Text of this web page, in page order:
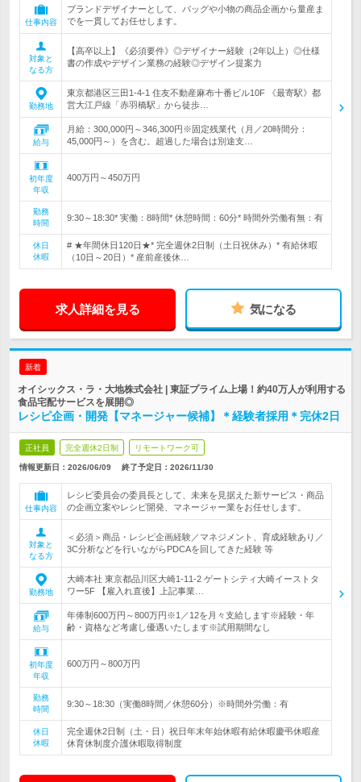
仕事内容
ブランドデザイナーとして、バッグや小物の商品企画から量産ま
でを一貫してお任せします。
対象と
なる方
【高卒以上】《必須要件》◎デザイナー経験（2年以上）◎仕様
書の作成やデザイン業務の経験◎デザイン提案力
勤務地
東京都港区三田1-4-1 住友不動産麻布十番ビル10F 《最寄駅》都
営大江戸線「赤羽橋駅」から徒歩…
給与
月給：300,000円～346,300円※固定残業代（月／20時間分：
45,000円～）を含む。超過した場合は別途支…
初年度
年収
400万円～450万円
勤務
時間
9:30～18:30* 実働：8時間* 休憩時間：60分* 時間外労働有無：有
休日
休暇
# ★年間休日120日★* 完全週休2日制（土日祝休み）* 有給休暇
（10日～20日）* 産前産後休…
求人詳細を見る 気になる
新着
オイシックス・ラ・大地株式会社 | 東証プライム上場！約40万人が利用する
食品宅配サービスを展開◎
レシピ企画・開発【マネージャー候補】＊経験者採用＊完休2日
正社員 完全週休2日制 リモートワーク可
情報更新日：2026/06/09 終了予定日： 2026/11/30
仕事内容
レシピ委員会の委員長として、未来を見据えた新サービス・商品
の企画立案やレシピ開発、マネージャー業をお任せします。
対象と
なる方
＜必須＞商品・レシピ企画経験／マネジメント、育成経験あり／
3C分析などを行いながらPDCAを回してきた経験 等
勤務地
大崎本社 東京都品川区大崎1-11-2 ゲートシティ大崎イーストタ
ワー5F 【雇入れ直後】上記事業…
給与
年俸制600万円～800万円※1／12を月々支給します※経験・年
齢・資格など考慮し優遇いたします※試用期間なし
初年度
年収
600万円～800万円
勤務
時間
9:30～18:30（実働8時間／休憩60分）※時間外労働：有
休日
休暇
完全週休2日制（土・日）祝日年末年始休暇有給休暇慶弔休暇産
休育休制度介護休暇取得制度